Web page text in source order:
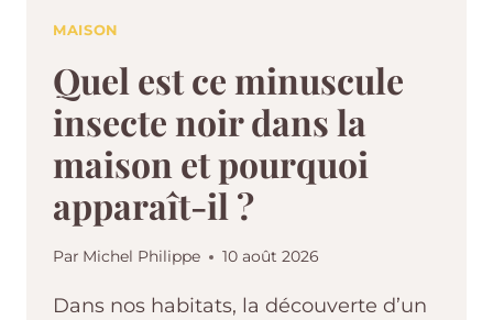
MAISON
Quel est ce minuscule
insecte noir dans la
maison et pourquoi
apparaît-il ?
Par Michel Philippe 10 août 2026
Dans nos habitats, la découverte d’un